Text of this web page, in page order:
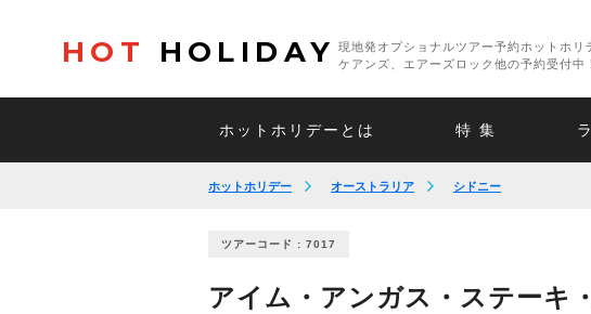
HOT HOLIDAY
現地発オプショナルツアー予約ホットホリ
ケアンズ、エアーズロック他の予約受付中！
ホットホリデーとは 特 集
ホットホリデー オーストラリア シドニー
ツアーコード : 7017
アイム・アンガス・ステーキ